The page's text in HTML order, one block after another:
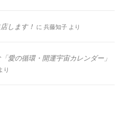
します！ に 兵藤知子 より
愛の循環・開運宇宙カレンダー」
り